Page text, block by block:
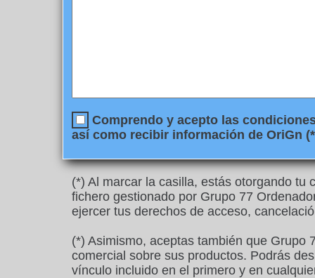
Comprendo y acepto las
así como recibir información de OriGn
(*) Al marcar la casilla, estás otorgando tu
fichero gestionado por Grupo 77
ejercer tus derechos de acceso,
(*) Asimismo, aceptas también que Grupo
comercial sobre sus productos. Podrás
vínculo incluido en el primero y en